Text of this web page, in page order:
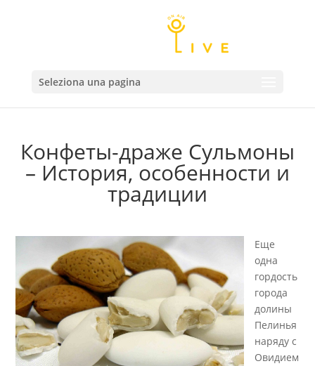
Seleziona una pagina
Конфеты-драже Сульмоны
– История, особенности и
традиции
Еще
одна
гордость
города
долины
Пелинья
наряду с
Овидием